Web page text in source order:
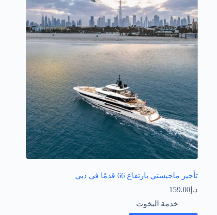
تأجير ماجيستي بارتفاع 66 قدمًا في دبي
د.إ 159.00
خدمة اليخوت